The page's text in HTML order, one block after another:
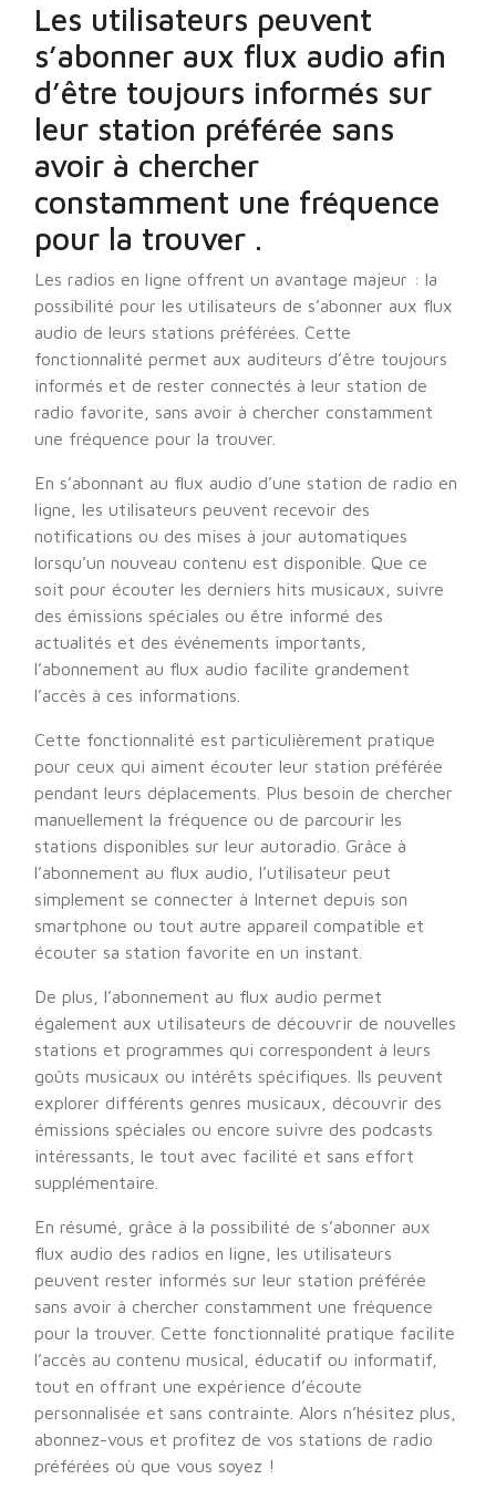
Les utilisateurs peuvent
s’abonner aux flux audio afin
d’être toujours informés sur
leur station préférée sans
avoir à chercher
constamment une fréquence
pour la trouver .
Les radios en ligne offrent un avantage majeur : la
possibilité pour les utilisateurs de s’abonner aux flux
audio de leurs stations préférées. Cette
fonctionnalité permet aux auditeurs d’être toujours
informés et de rester connectés à leur station de
radio favorite, sans avoir à chercher constamment
une fréquence pour la trouver.
En s’abonnant au flux audio d’une station de radio en
ligne, les utilisateurs peuvent recevoir des
notifications ou des mises à jour automatiques
lorsqu’un nouveau contenu est disponible. Que ce
soit pour écouter les derniers hits musicaux, suivre
des émissions spéciales ou être informé des
actualités et des événements importants,
l’abonnement au flux audio facilite grandement
l’accès à ces informations.
Cette fonctionnalité est particulièrement pratique
pour ceux qui aiment écouter leur station préférée
pendant leurs déplacements. Plus besoin de chercher
manuellement la fréquence ou de parcourir les
stations disponibles sur leur autoradio. Grâce à
l’abonnement au flux audio, l’utilisateur peut
simplement se connecter à Internet depuis son
smartphone ou tout autre appareil compatible et
écouter sa station favorite en un instant.
De plus, l’abonnement au flux audio permet
également aux utilisateurs de découvrir de nouvelles
stations et programmes qui correspondent à leurs
goûts musicaux ou intérêts spécifiques. Ils peuvent
explorer différents genres musicaux, découvrir des
émissions spéciales ou encore suivre des podcasts
intéressants, le tout avec facilité et sans effort
supplémentaire.
En résumé, grâce à la possibilité de s’abonner aux
flux audio des radios en ligne, les utilisateurs
peuvent rester informés sur leur station préférée
sans avoir à chercher constamment une fréquence
pour la trouver. Cette fonctionnalité pratique facilite
l’accès au contenu musical, éducatif ou informatif,
tout en offrant une expérience d’écoute
personnalisée et sans contrainte. Alors n’hésitez plus,
abonnez-vous et profitez de vos stations de radio
préférées où que vous soyez !